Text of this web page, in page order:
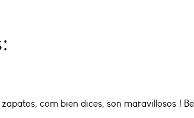
com bien dices, son maravillosos !